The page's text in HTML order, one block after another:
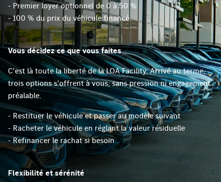
- Premier loyer optionnel de 0 à 50 %
- 100 % du prix du véhicule financé
Vous décidez ce que vous faites
C'est là toute la liberté de la LOA Facility. Arrivé au terme,
trois options s'offrent à vous, sans pression ni engagement
préalable.
- Restituer le véhicule et passer au modèle suivant
- Racheter le véhicule en réglant la valeur résiduelle
- Refinancer le rachat si besoin
Flexibilité et sérénité